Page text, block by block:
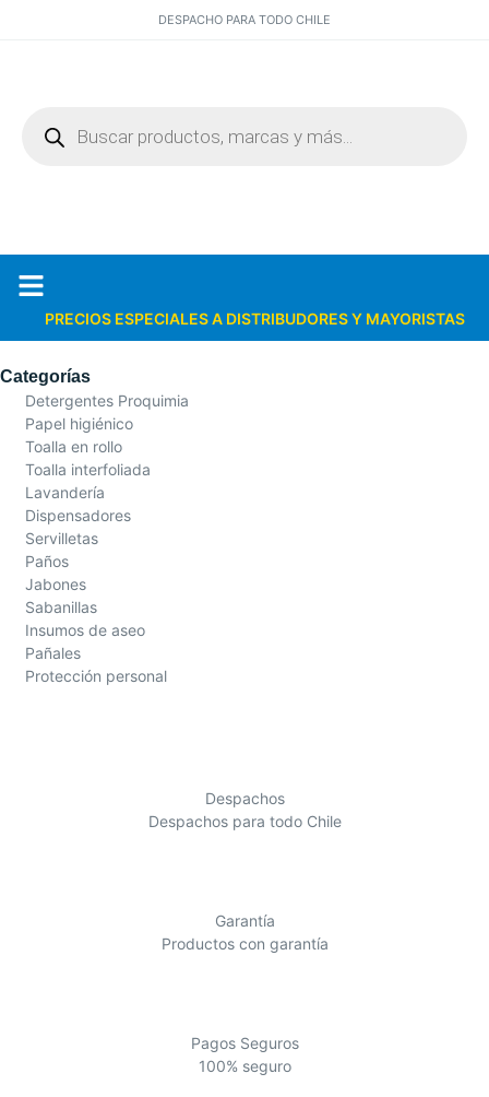
DESPACHO PARA TODO CHILE
PRECIOS ESPECIALES A DISTRIBUDORES Y MAYORISTAS
Categorías
Detergentes Proquimia
Papel higiénico
Toalla en rollo
Toalla interfoliada
Lavandería
Dispensadores
Servilletas
Paños
Jabones
Sabanillas
Insumos de aseo
Pañales
Protección personal
Despachos
Despachos para todo Chile
Garantía
Productos con garantía
Pagos Seguros
100% seguro